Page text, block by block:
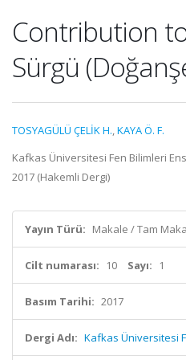
Contribution
Sürgü
TOSYAGÜLÜ ÇELİK H.,KAYA Ö. F.
Kafkas Üniversitesi Fen Bilimleri
2017 (Hakemli Dergi)
Yayın Türü: Makale / Tam
Cilt numarası: 10 Sayı: 1
Basım Tarihi: 2017
Dergi Adı: Kafkas Üniversitesi